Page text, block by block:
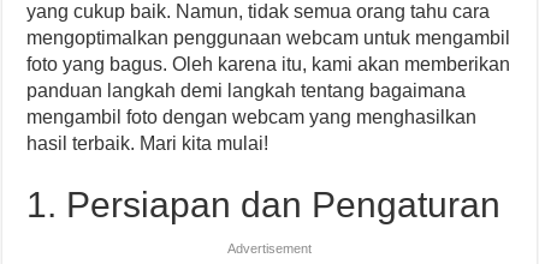
yang cukup baik. Namun, tidak semua orang tahu cara
mengoptimalkan penggunaan webcam untuk mengambil
foto yang bagus. Oleh karena itu, kami akan memberikan
panduan langkah demi langkah tentang bagaimana
mengambil foto dengan webcam yang menghasilkan
hasil terbaik. Mari kita mulai!
1. Persiapan dan Pengaturan
Advertisement